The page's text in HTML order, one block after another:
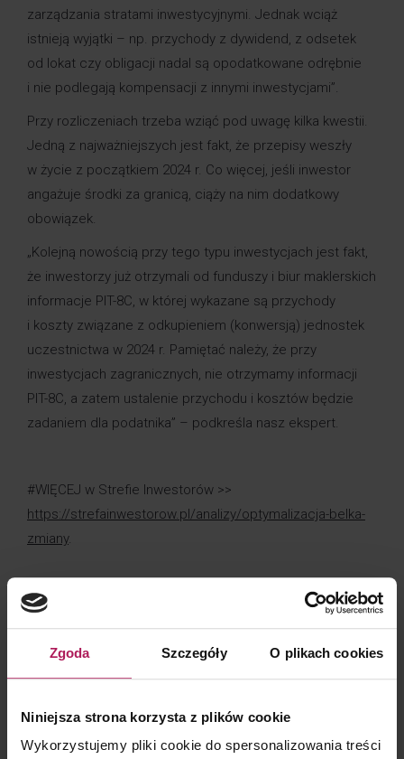
Zgoda Szczegóły O plikach cookies
Niniejsza strona korzysta z plików cookie
Wykorzystujemy pliki cookie do spersonalizowania treści
zarządzania stratami inwestycyjnymi. Jednak wciąż
istnieją wyjątki – np. przychody z dywidend, z odsetek
od lokat czy obligacji nadal są opodatkowane odrębnie
i nie podlegają kompensacji z innymi inwestycjami”.
Przy rozliczeniach trzeba wziąć pod uwagę kilka kwestii.
Jedną z najważniejszych jest fakt, że przepisy weszły
w życie z początkiem 2024 r. Co więcej, jeśli inwestor
angażuje środki za granicą, ciąży na nim dodatkowy
obowiązek.
„Kolejną nowością przy tego typu inwestycjach jest fakt,
że inwestorzy już otrzymali od funduszy i biur maklerskich
informacje PIT-8C, w której wykazane są przychody
i koszty związane z odkupieniem (konwersją) jednostek
uczestnictwa w 2024 r. Pamiętać należy, że przy
inwestycjach zagranicznych, nie otrzymamy informacji
PIT-8C, a zatem ustalenie przychodu i kosztów będzie
zadaniem dla podatnika” – podkreśla nasz ekspert.
#WIĘCEJ w Strefie Inwestorów >>
https://strefainwestorow.pl/analizy/optymalizacja-belka-
zmiany.
***
Zapraszamy również na stronę naszego rozwiązania
„Rozliczenia PIT za 2024 rok” >>
https://www.mddp.pl/rozliczenia-roczne-2024/.